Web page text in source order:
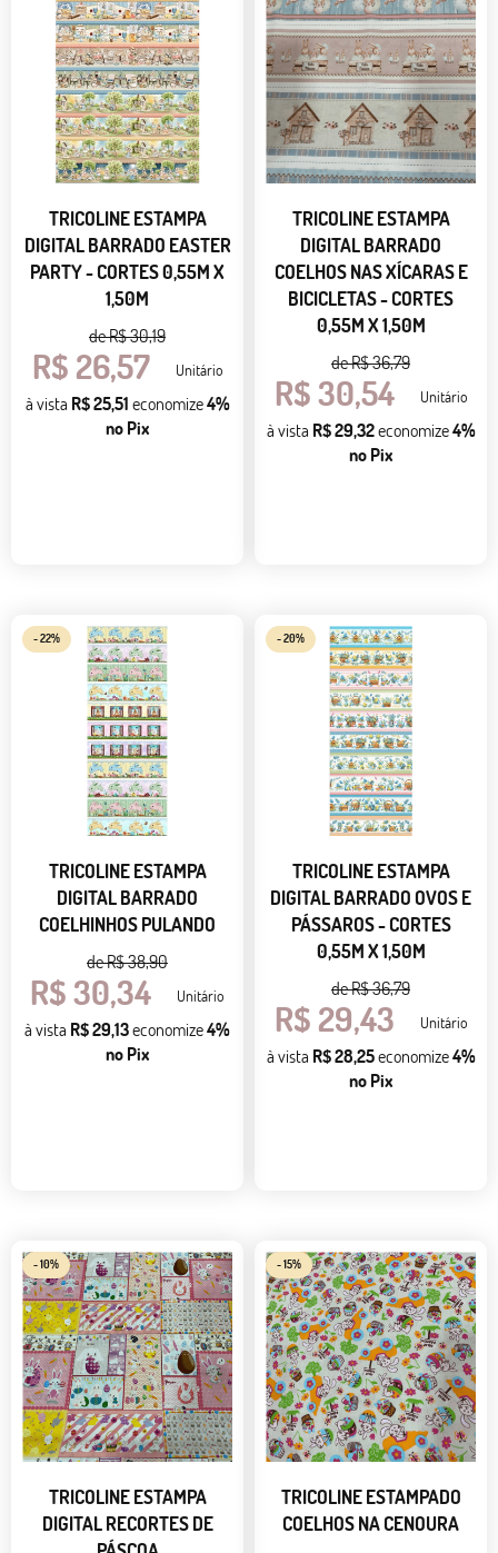
TRICOLINE ESTAMPA
DIGITAL BARRADO EASTER
PARTY - CORTES 0,55M X
1,50M
deR$ 30,19
R$ 26,57 Unitário
à vista R$ 25,51 economize4%
no Pix
TRICOLINE ESTAMPA
DIGITAL BARRADO
COELHOS NAS XÍCARAS E
BICICLETAS - CORTES
0,55M X 1,50M
deR$ 36,79
R$ 30,54 Unitário
à vista R$ 29,32economize4%
no Pix
- 22%
TRICOLINE ESTAMPA
DIGITAL BARRADO
COELHINHOS PULANDO
deR$ 38,90
R$ 30,34 Unitário
à vista R$ 29,13economize4%
no Pix
- 20%
TRICOLINE ESTAMPA
DIGITAL BARRADO OVOS E
PÁSSAROS - CORTES
0,55M X 1,50M
deR$ 36,79
R$ 29,43 Unitário
à vista R$ 28,25economize4%
no Pix
- 10%
TRICOLINE ESTAMPA
DIGITAL RECORTES DE
- 15%
TRICOLINE ESTAMPADO
COELHOS NA CENOURA